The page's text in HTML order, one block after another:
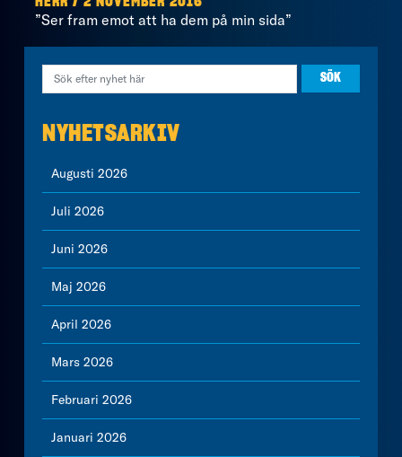
”Ser fram emot att ha dem på min sida”
NYHETSARKIV
Augusti 2026
Juli 2026
Juni 2026
Maj 2026
April 2026
Mars 2026
Februari 2026
Januari 2026